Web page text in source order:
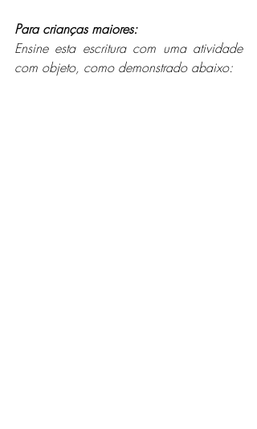
Para crianças maiores:
Ensine esta escritura com uma atividade
com objeto, como demonstrado abaixo: